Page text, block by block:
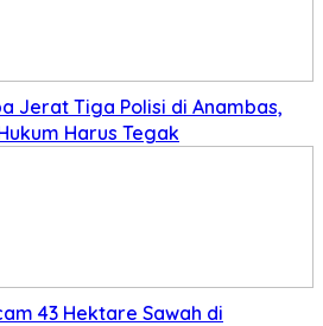
Jerat Tiga Polisi di Anambas,
Harus Tegak
43 Hektare Sawah di